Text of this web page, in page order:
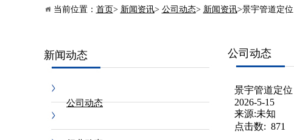
景宇管道定
2026-5-15
来源:未知
点击数:
当前位置： 首页> 新闻资讯> 公司动态> 新闻资讯>景宇管道定
公司动态
新闻动态
公司动态